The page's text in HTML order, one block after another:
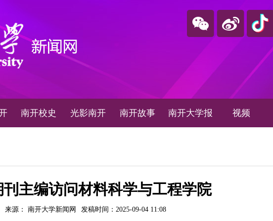
南开校史 光影南开 南开故事 南开大学报 视频
刊主编访问材料科学与工程学院
来源： 南开大学新闻网 发稿时间：2025-09-04 11:08